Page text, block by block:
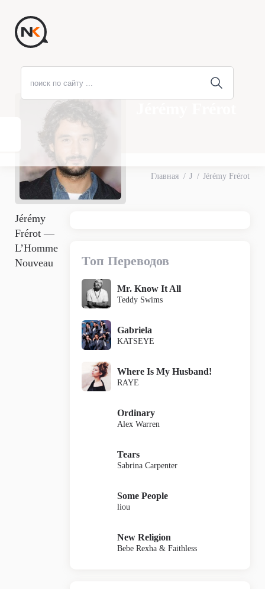
Главная J Jérémy Frérot
Jérémy
Frérot —
L’Homme
Nouveau
Топ Переводов
Mr. Know It All
Teddy Swims
Gabriela
KATSEYE
Where Is My Husband!
RAYE
Ordinary
Alex Warren
Tears
Sabrina Carpenter
Some People
liou
New Religion
Bebe Rexha & Faithless